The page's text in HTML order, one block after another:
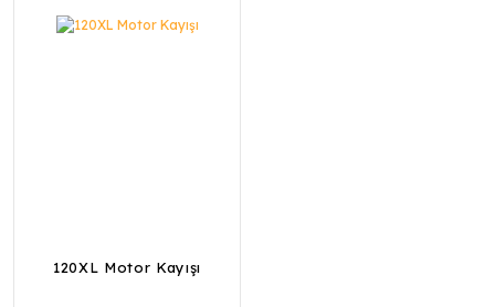
120XL Motor Kayışı